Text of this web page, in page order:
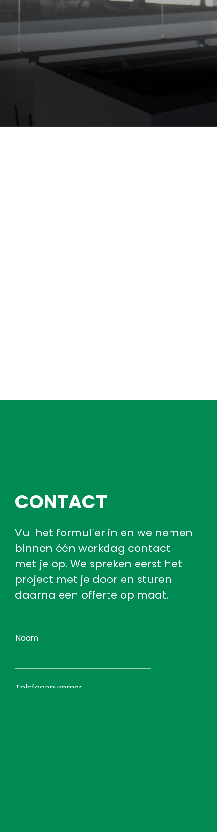
Vul het formulier in en we nemen
binnen één werkdag contact
met je op. We spreken eerst het
project met je door en sturen
daarna een offerte op maat.
CONTACT